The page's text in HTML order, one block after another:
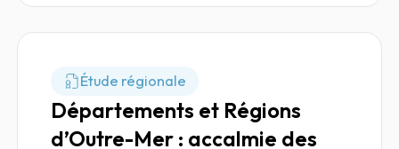
Étude régionale
Départements et Régions
d’Outre-Mer : accalmie des